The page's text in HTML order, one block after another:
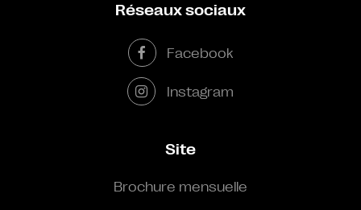
Réseaux sociaux
Facebook
Instagram
Site
Brochure mensuelle